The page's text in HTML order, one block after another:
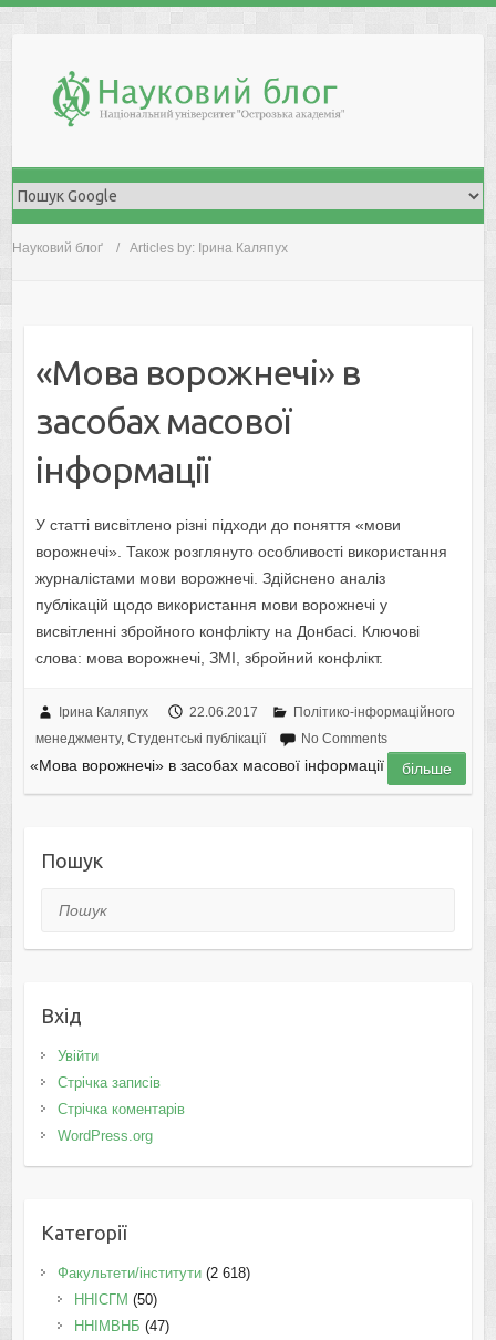
Науковий блоґ Articles by: Ірина Каляпух
«Мова ворожнечі» в
засобах масової
інформації
У статті висвітлено різні підходи до поняття «мови
ворожнечі». Також розглянуто особливості використання
журналістами мови ворожнечі. Здійснено аналіз
публікацій щодо використання мови ворожнечі у
висвітленні збройного конфлікту на Донбасі. Ключові
слова: мова ворожнечі, ЗМІ, збройний конфлікт.
Ірина Каляпух 22.06.2017
Політико-інформаційного
менеджменту, Студентські публікації No Comments
«Мова ворожнечі» в засобах масової інформації більше
Пошук
Пошук
Вхід
Увійти
Стрічка записів
Стрічка коментарів
WordPress.org
Категорії
Факультети/інститути(2 618)
ННІСГМ (50)
ННІМВНБ (47)